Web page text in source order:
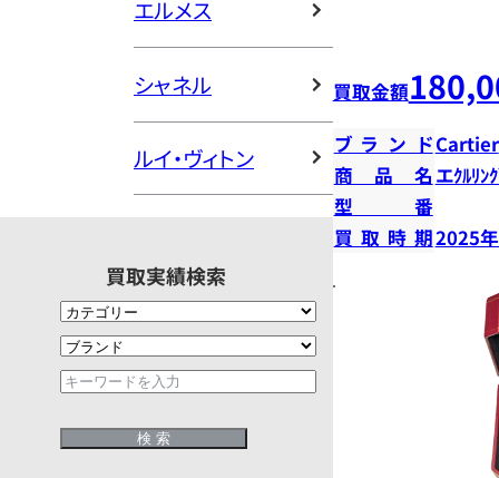
エルメス
シャネル
ルイ・ヴィトン
買取実績検索
買取金額
ブランドCartier
商品名 エｸﾙﾘﾝ
型番
買取時期2025